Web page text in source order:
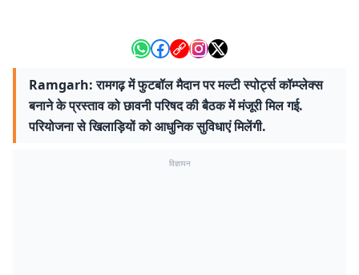
Ramgarh: रामगढ़ में फुटबॉल मैदान पर मल्टी स्पोर्ट्स कॉम्प्लेक्स
बनाने के प्रस्ताव को छावनी परिषद की बैठक में मंजूरी मिल गई.
परियोजना से खिलाड़ियों को आधुनिक सुविधाएं मिलेंगी.
विज्ञापन